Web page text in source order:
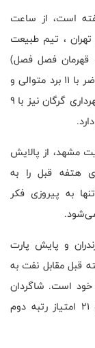
است، از ساعت
تهران ،‌ تیم طبیعت
قهرمان فصل فصل)
میزبانی می‌کند. تیم طبیعت اسلامشهر در حال حاضر با ۱۱ برد متوالی و
۲۲ امتیاز و یک بازی کم‌تر، صدرنشین است و شهرداری گرگان نیز با ۹
مشهد، از پالایش
هتفه قبل را به
به پیروزی فکر
و پایش پارت
قبل مقابل نفت به
خود است. شاگردان
مهران حاتمی در حال حاضر با ۹ برد، ۳ باخت و ۲۱ امتیاز رتبه دوم